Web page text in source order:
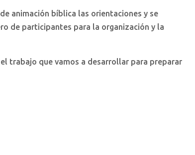
animación bíblica las orientaciones y se
de participantes para la organización y la
trabajo que vamos a desarrollar para preparar